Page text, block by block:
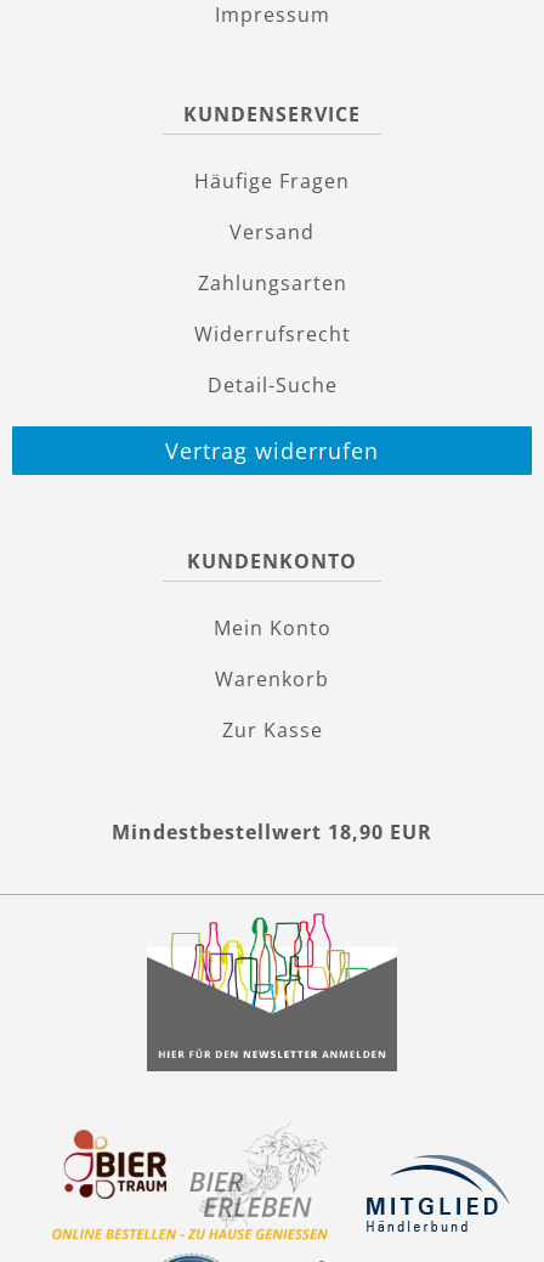
Impressum
KUNDENSERVICE
Häufige Fragen
Versand
Zahlungsarten
Widerrufsrecht
Detail-Suche
Vertrag widerrufen
KUNDENKONTO
Mein Konto
Warenkorb
Zur Kasse
Mindestbestellwert 18,90 EUR